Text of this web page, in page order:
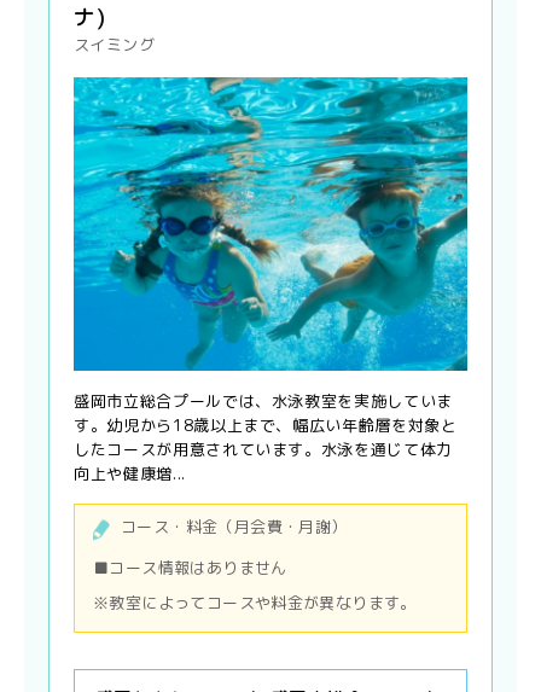
ナ)
スイミング
盛岡市立総合プールでは、水泳教室を実施していま
す。幼児から18歳以上まで、幅広い年齢層を対象と
したコースが用意されています。水泳を通じて体力
向上や健康増...
コース・料金（月会費・月謝）
■コース情報はありません
※教室によってコースや料金が異なります。